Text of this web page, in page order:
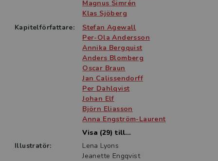
prövning av behörighet för läkare med legitimation
från länder utanför EU samt under vidareutbildningen
för läkare med legitimation från andra EU-länder.
Boken kan också vara värdefull i tidig fas av ST inom
internmedicin, för läkare inom andra specialiteter eller
som ett uppslagsverk inom området i allmänhet.
Magnus Simrén
Klas Sjöberg
Kapitelförfattare:
Stefan Agewall
Per-Ola Andersson
Annika Bergquist
Anders Blomberg
Oscar Braun
Jan Calissendorff
Per Dahlqvist
Johan Elf
Björn Eliasson
Anna Engström-Laurent
Visa (29) till...
Illustratör:
Lena Lyons
Jeanette Engqvist